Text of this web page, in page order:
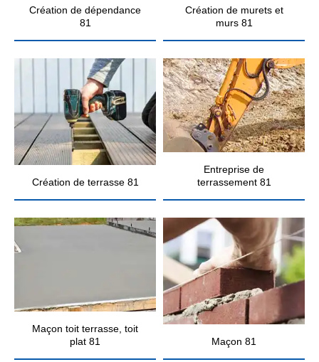
Création de dépendance
81
Création de murets et
murs 81
Création de terrasse 81
Entreprise de
terrassement 81
Maçon toit terrasse, toit
plat 81
Maçon 81